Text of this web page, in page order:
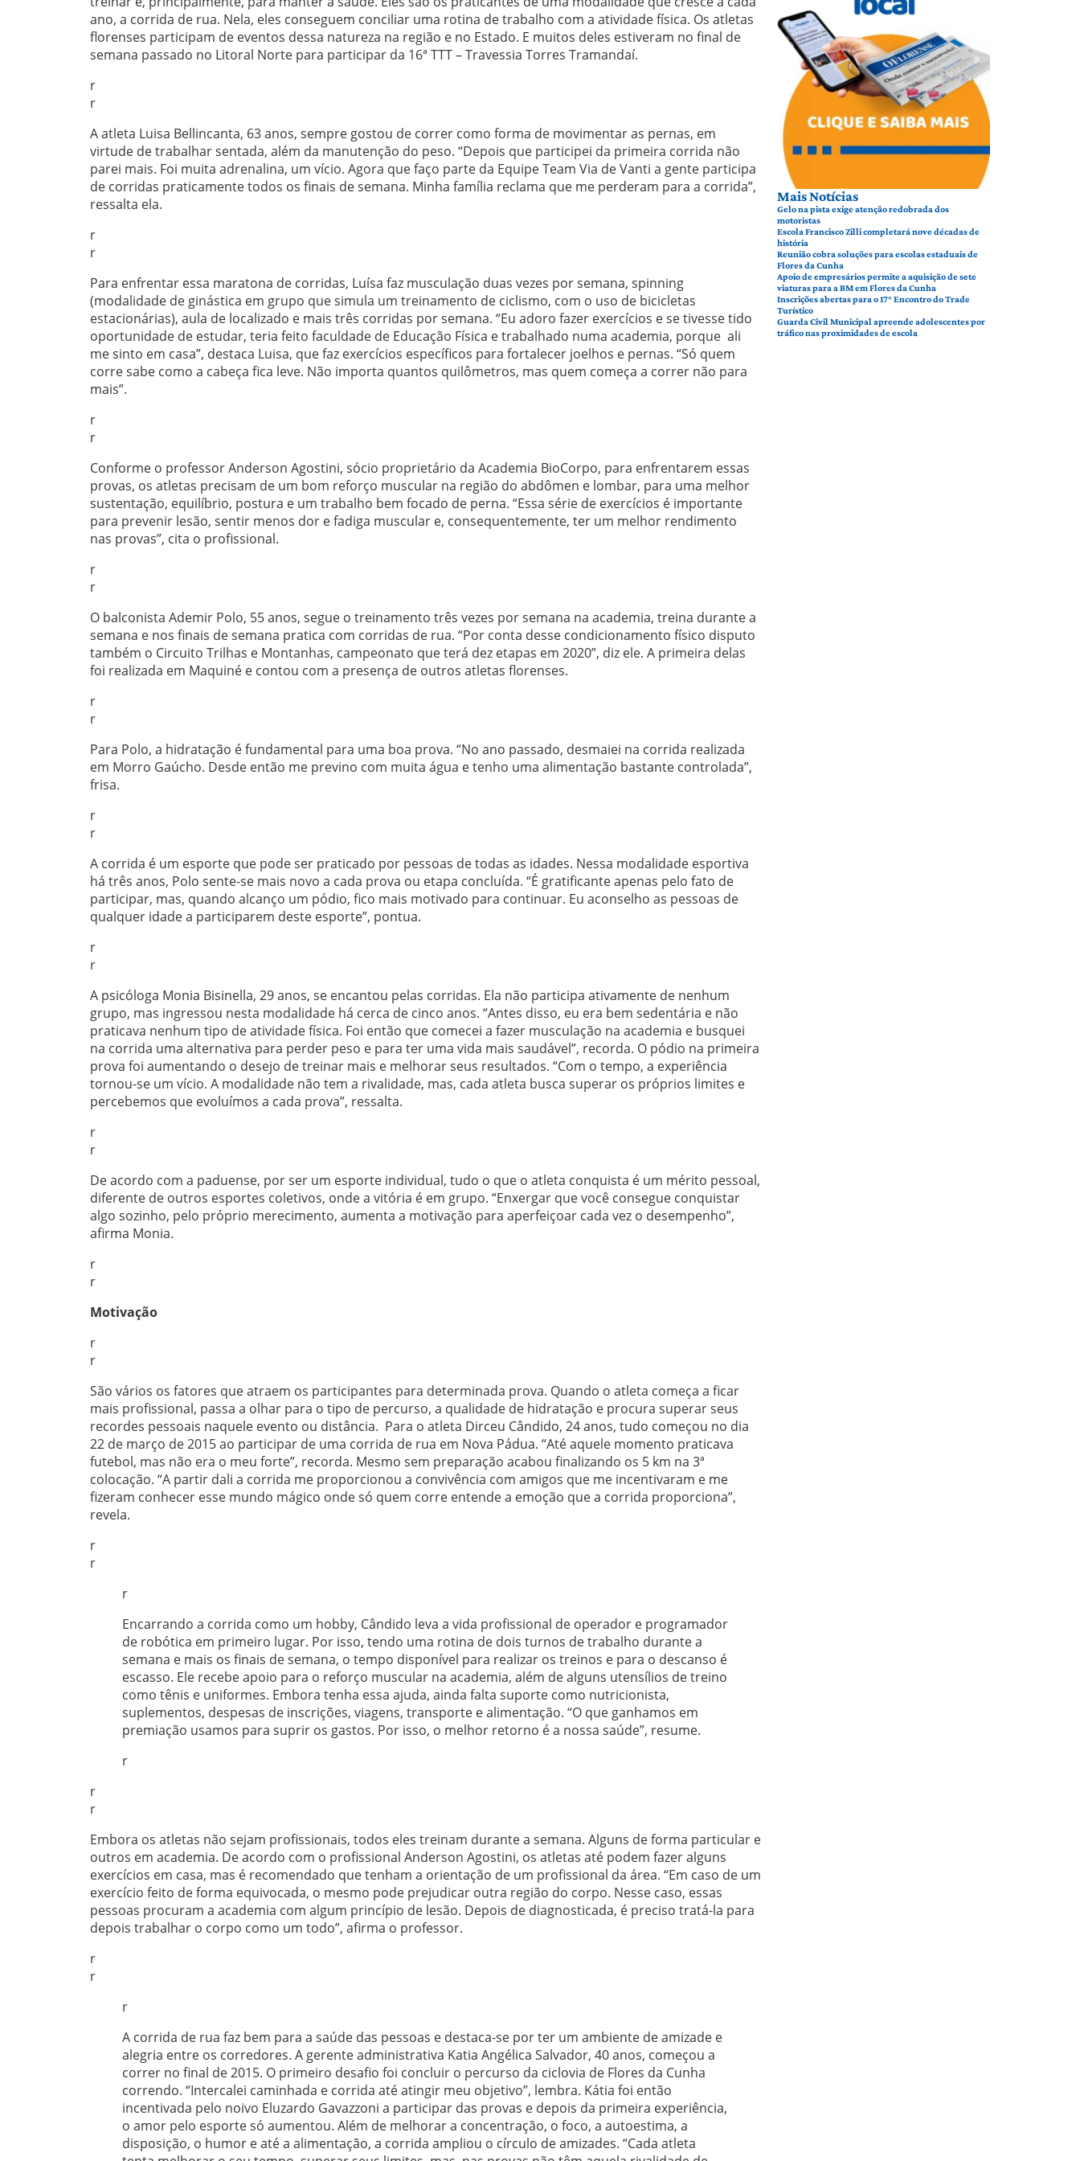
ano, a corrida de rua. Nela, eles conseguem conciliar uma rotina de trabalho com a atividade física. Os atletas
florenses participam de eventos dessa natureza na região e no Estado. E muitos deles estiveram no final de
semana passado no Litoral Norte para participar da 16ª TTT – Travessia Torres Tramandaí.
r
r
A atleta Luisa Bellincanta, 63 anos, sempre gostou de correr como forma de movimentar as pernas, em
virtude de trabalhar sentada, além da manutenção do peso. “Depois que participei da primeira corrida não
parei mais. Foi muita adrenalina, um vício. Agora que faço parte da Equipe Team Via de Vanti a gente participa
de corridas praticamente todos os finais de semana. Minha família reclama que me perderam para a corrida”,
ressalta ela.
r
r
Para enfrentar essa maratona de corridas, Luísa faz musculação duas vezes por semana, spinning
(modalidade de ginástica em grupo que simula um treinamento de ciclismo, com o uso de bicicletas
estacionárias), aula de localizado e mais três corridas por semana. “Eu adoro fazer exercícios e se tivesse tido
oportunidade de estudar, teria feito faculdade de Educação Física e trabalhado numa academia, porque ali
me sinto em casa”, destaca Luisa, que faz exercícios específicos para fortalecer joelhos e pernas. “Só quem
corre sabe como a cabeça fica leve. Não importa quantos quilômetros, mas quem começa a correr não para
mais”.
r
r
Conforme o professor Anderson Agostini, sócio proprietário da Academia BioCorpo, para enfrentarem essas
provas, os atletas precisam de um bom reforço muscular na região do abdômen e lombar, para uma melhor
sustentação, equilíbrio, postura e um trabalho bem focado de perna. “Essa série de exercícios é importante
para prevenir lesão, sentir menos dor e fadiga muscular e, consequentemente, ter um melhor rendimento
nas provas”, cita o profissional.
r
r
O balconista Ademir Polo, 55 anos, segue o treinamento três vezes por semana na academia, treina durante a
semana e nos finais de semana pratica com corridas de rua. “Por conta desse condicionamento físico disputo
também o Circuito Trilhas e Montanhas, campeonato que terá dez etapas em 2020”, diz ele. A primeira delas
foi realizada em Maquiné e contou com a presença de outros atletas florenses.
r
r
Para Polo, a hidratação é fundamental para uma boa prova. “No ano passado, desmaiei na corrida realizada
em Morro Gaúcho. Desde então me previno com muita água e tenho uma alimentação bastante controlada”,
frisa.
r
r
A corrida é um esporte que pode ser praticado por pessoas de todas as idades. Nessa modalidade esportiva
há três anos, Polo sente-se mais novo a cada prova ou etapa concluída. “É gratificante apenas pelo fato de
participar, mas, quando alcanço um pódio, fico mais motivado para continuar. Eu aconselho as pessoas de
qualquer idade a participarem deste esporte”, pontua.
r
r
A psicóloga Monia Bisinella, 29 anos, se encantou pelas corridas. Ela não participa ativamente de nenhum
grupo, mas ingressou nesta modalidade há cerca de cinco anos. “Antes disso, eu era bem sedentária e não
praticava nenhum tipo de atividade física. Foi então que comecei a fazer musculação na academia e busquei
na corrida uma alternativa para perder peso e para ter uma vida mais saudável”, recorda. O pódio na primeira
prova foi aumentando o desejo de treinar mais e melhorar seus resultados. “Com o tempo, a experiência
tornou-se um vício. A modalidade não tem a rivalidade, mas, cada atleta busca superar os próprios limites e
percebemos que evoluímos a cada prova”, ressalta.
r
r
De acordo com a paduense, por ser um esporte individual, tudo o que o atleta conquista é um mérito pessoal,
diferente de outros esportes coletivos, onde a vitória é em grupo. “Enxergar que você consegue conquistar
algo sozinho, pelo próprio merecimento, aumenta a motivação para aperfeiçoar cada vez o desempenho”,
afirma Monia.
r
r
Motivação
r
r
São vários os fatores que atraem os participantes para determinada prova. Quando o atleta começa a ficar
mais profissional, passa a olhar para o tipo de percurso, a qualidade de hidratação e procura superar seus
recordes pessoais naquele evento ou distância. Para o atleta Dirceu Cândido, 24 anos, tudo começou no dia
22 de março de 2015 ao participar de uma corrida de rua em Nova Pádua. “Até aquele momento praticava
futebol, mas não era o meu forte”, recorda. Mesmo sem preparação acabou finalizando os 5 km na 3ª
colocação. “A partir dali a corrida me proporcionou a convivência com amigos que me incentivaram e me
fizeram conhecer esse mundo mágico onde só quem corre entende a emoção que a corrida proporciona”,
revela.
r
r
r
Encarrando a corrida como um hobby, Cândido leva a vida profissional de operador e programador
de robótica em primeiro lugar. Por isso, tendo uma rotina de dois turnos de trabalho durante a
semana e mais os finais de semana, o tempo disponível para realizar os treinos e para o descanso é
escasso. Ele recebe apoio para o reforço muscular na academia, além de alguns utensílios de treino
como tênis e uniformes. Embora tenha essa ajuda, ainda falta suporte como nutricionista,
suplementos, despesas de inscrições, viagens, transporte e alimentação. “O que ganhamos em
premiação usamos para suprir os gastos. Por isso, o melhor retorno é a nossa saúde”, resume.
r
r
r
Embora os atletas não sejam profissionais, todos eles treinam durante a semana. Alguns de forma particular e
outros em academia. De acordo com o profissional Anderson Agostini, os atletas até podem fazer alguns
exercícios em casa, mas é recomendado que tenham a orientação de um profissional da área. “Em caso de um
exercício feito de forma equivocada, o mesmo pode prejudicar outra região do corpo. Nesse caso, essas
pessoas procuram a academia com algum princípio de lesão. Depois de diagnosticada, é preciso tratá-la para
depois trabalhar o corpo como um todo”, afirma o professor.
r
r
r
A corrida de rua faz bem para a saúde das pessoas e destaca-se por ter um ambiente de amizade e
alegria entre os corredores. A gerente administrativa Katia Angélica Salvador, 40 anos, começou a
correr no final de 2015. O primeiro desafio foi concluir o percurso da ciclovia de Flores da Cunha
correndo. “Intercalei caminhada e corrida até atingir meu objetivo”, lembra. Kátia foi então
incentivada pelo noivo Eluzardo Gavazzoni a participar das provas e depois da primeira experiência,
o amor pelo esporte só aumentou. Além de melhorar a concentração, o foco, a autoestima, a
disposição, o humor e até a alimentação, a corrida ampliou o círculo de amizades. “Cada atleta
Mais Notícias
Gelo na pista exige atenção redobrada dos
motoristas
Escola Francisco Zilli completará nove décadas de
história
Reunião cobra soluções para escolas estaduais de
Flores da Cunha
Apoio de empresários permite a aquisição de sete
viaturas para a BM em Flores da Cunha
Inscrições abertas para o 17° Encontro do Trade
Turístico
Guarda Civil Municipal apreende adolescentes por
tráfico nas proximidades de escola